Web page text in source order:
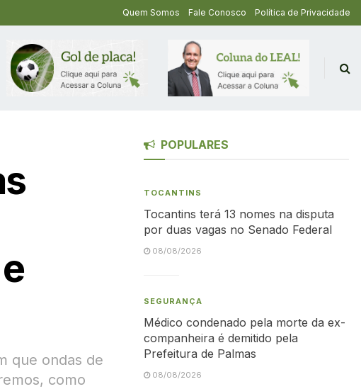
Quem Somos Fale Conosco Política de Privacidade
que ondas de
como
POPULARES
TOCANTINS
Tocantins terá 13 nomes na disputa
por duas vagas no Senado Federal
08/08/2026
SEGURANÇA
Médico condenado pela morte da ex-
companheira é demitido pela
Prefeitura de Palmas
08/08/2026